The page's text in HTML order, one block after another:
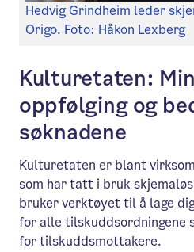
Hedvig Grindheim leder
Origo. Foto: Håkon Lexberg
Kulturetaten:
oppfølging og
søknadene
Kulturetaten er blant
som har tatt i bruk
bruker verktøyet til å lage
for alle tilskuddsordningene
for tilskuddsmottakere.